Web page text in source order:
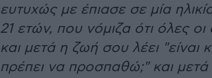
ευτυχώς με έπιασε σε μία
21 ετών, που νόμιζα ότι όλες οι
και μετά η ζωή σου λέει "είναι
πρέπει να προσπαθώ;" και